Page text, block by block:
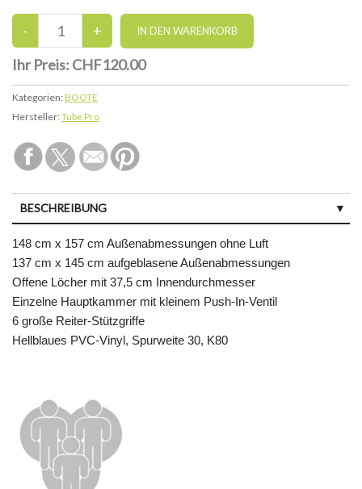
Ihr Preis: CHF120.00
Kategorien: BOOTE
Hersteller: Tube Pro
BESCHREIBUNG
148 cm x 157 cm Außenabmessungen ohne Luft
137 cm x 145 cm aufgeblasene Außenabmessungen
Offene Löcher mit 37,5 cm Innendurchmesser
Einzelne Hauptkammer mit kleinem Push-In-Ventil
6 große Reiter-Stützgriffe
Hellblaues PVC-Vinyl, Spurweite 30, K80